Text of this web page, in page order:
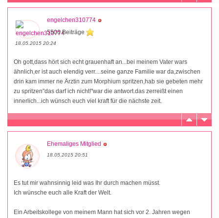
engelchen310774
5506 Beiträge
18.05.2015 20:24
Oh gott,dass hört sich echt grauenhaft an...bei meinem Vater wars
ähnlich,er ist auch elendig verr....seine ganze Familie war da,zwischen
drin kam immer ne Ärztin zum Morphium spritzen,hab sie gebeten mehr
zu spritzen"das darf ich nicht!"war die antwort.das zerreißt einen
innerlich...ich wünsch euch viel kraft für die nächste zeit.
Ehemaliges Mitglied
18.05.2015 20:51
Es tut mir wahnsinnig leid was Ihr durch machen müsst.
Ich wünsche euch alle Kraft der Welt.
Ein Arbeitskollege von meinem Mann hat sich vor 2. Jahren wegen